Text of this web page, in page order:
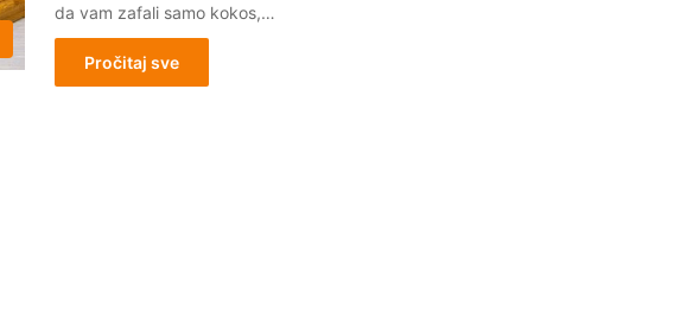
da vam zafali samo kokos,…
Pročitaj sve